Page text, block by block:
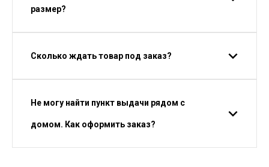
размер?
Сколько ждать товар под заказ?
Не могу найти пункт выдачи рядом с
домом. Как оформить заказ?